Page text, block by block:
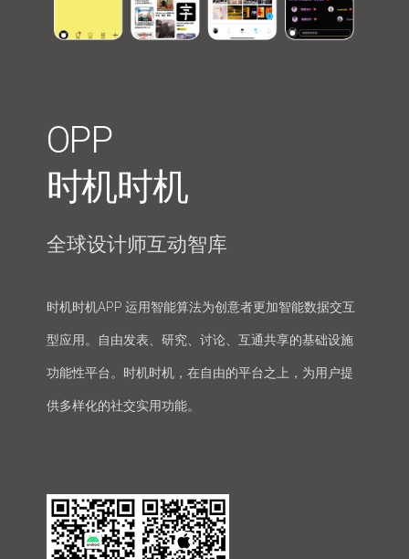
OPP
时机时机
全球设计师互动智库
时机时机APP 运用智能算法为创意者更加智能数据交互
型应用。自由发表、研究、讨论、互通共享的基础设施
功能性平台。时机时机，在自由的平台之上，为用户提
供多样化的社交实用功能。